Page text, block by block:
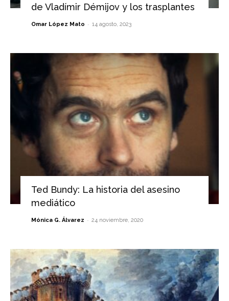
de Vladímir Démijov y los trasplantes
Omar López Mato - 14 agosto, 2023
Ted Bundy: La historia del asesino
mediático
Mónica G. Álvarez - 24 noviembre, 2020